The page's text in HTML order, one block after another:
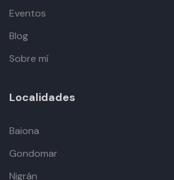
Eventos
Blog
Sobre mí
Localidades
Baiona
Gondomar
Nigrán